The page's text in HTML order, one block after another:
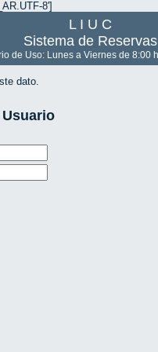
8']
L I U C
Sistema de Reservas
de Uso: Lunes a Viernes de 8:00
dato.